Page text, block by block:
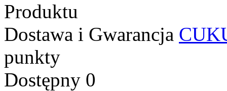
Produktu
Dostawa i Gwarancja
punkty
Dostępny 0